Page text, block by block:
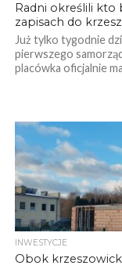
Radni określili kto
zapisach do
Już tylko tygodnie
pierwszego
placówka oficjalnie
INWESTYCJE
Obok